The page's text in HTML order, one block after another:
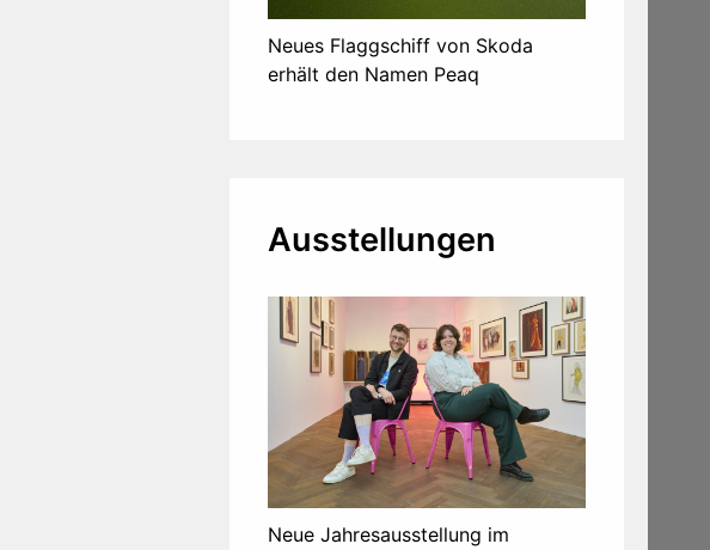
Neues Flaggschiff von Skoda
erhält den Namen Peaq
Ausstellungen
Neue Jahresausstellung im